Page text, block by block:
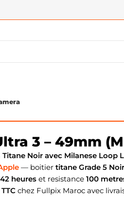
3 – 49mm
Noir avec Milanese Loop
— boitiertitane Grade 5 Noir
42 heures et resistance100
chez Fullpix Maroc avec